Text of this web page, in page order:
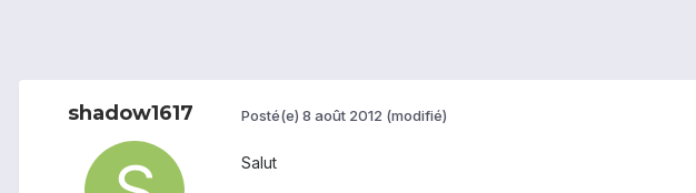
shadow1617 Posté(e) 8 août 2012 (modifié)
Salut